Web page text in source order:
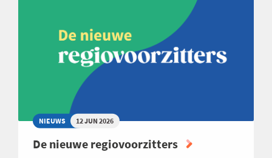
NIEUWS 12 JUN 2026
De nieuwe regiovoorzitters